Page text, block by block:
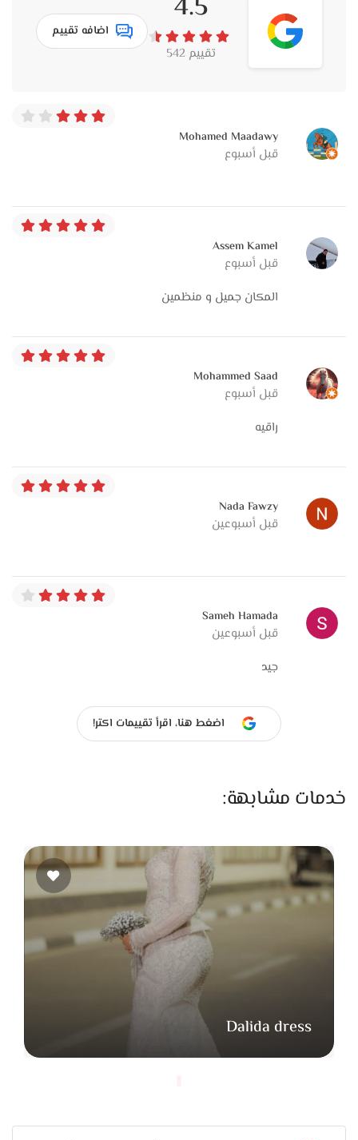
4.5
تقييم 542
اضافه تقييم
Mohamed Maadawy
قبل أسبوع
Assem Kamel
قبل أسبوع
المكان جميل و منظمين
Mohammed Saad
قبل أسبوع
راقيه
Nada Fawzy
قبل أسبوعين
Sameh Hamada
قبل أسبوعين
جيد
اضغط هنا، اقرأ تقييمات اكتر!
خدمات مشابهة:
Dalida dress